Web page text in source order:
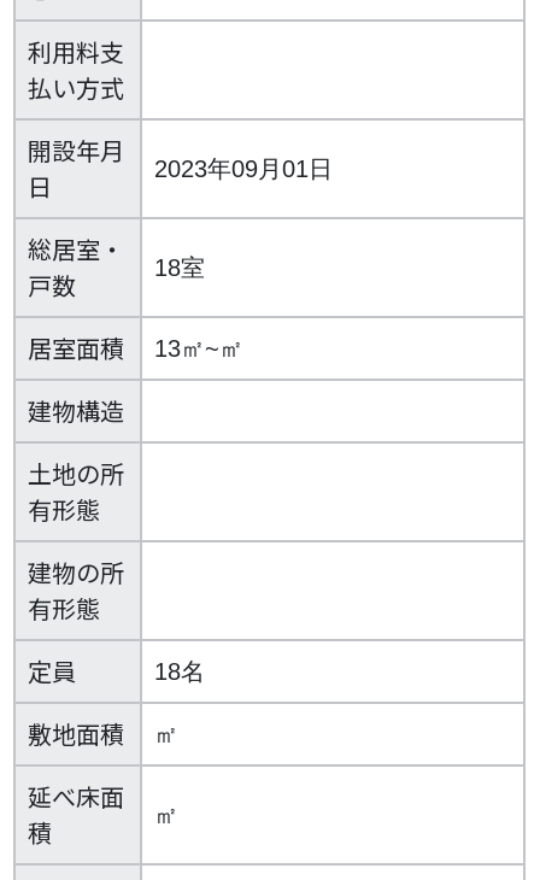
利用料支
払い方式
開設年月
日
2023年09月01日
総居室・
戸数
18室
居室面積 13㎡~㎡
建物構造
土地の所
有形態
建物の所
有形態
定員
18名
敷地面積 ㎡
延べ床面
積
㎡